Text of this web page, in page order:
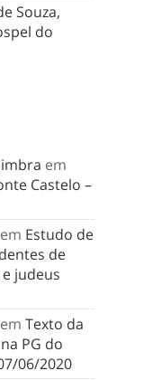
Souza,
do
em
Castelo –
em Estudo de
de
judeus
em Texto da
PG do
06/2020